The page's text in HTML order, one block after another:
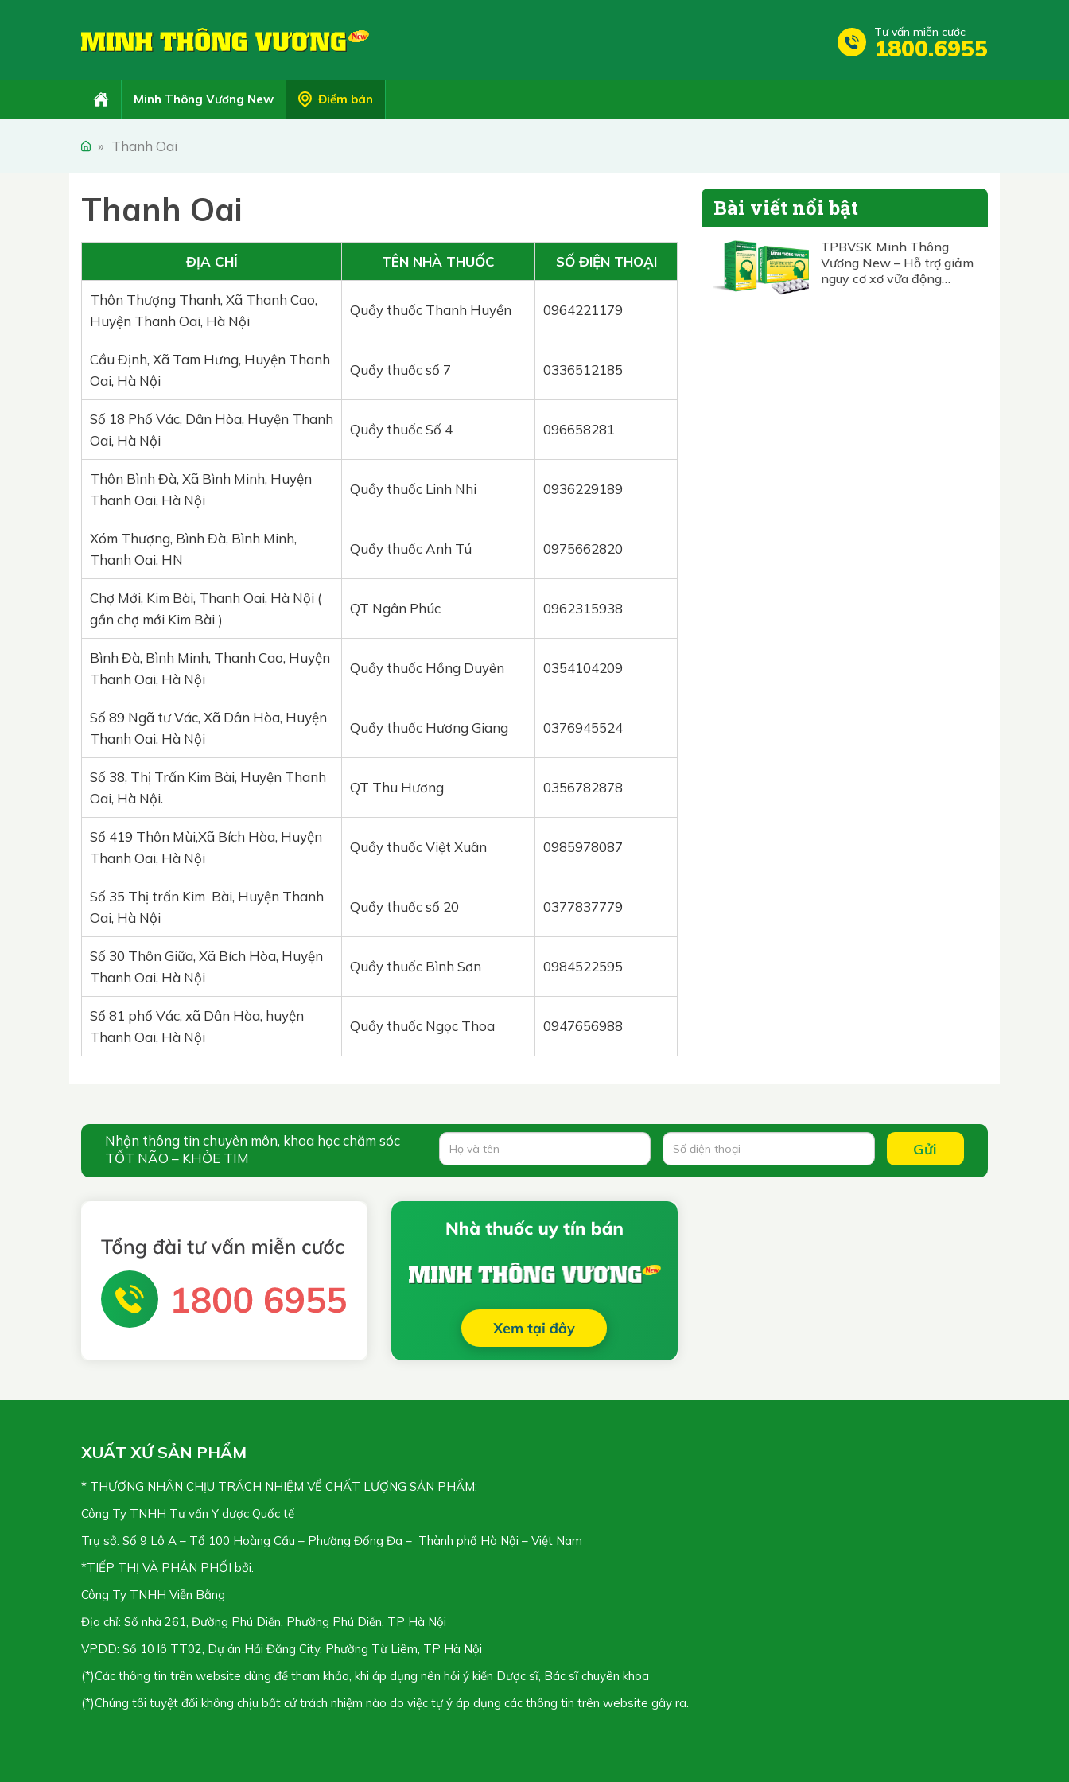
Tư vấn miễn cước
1800.6955
Minh Thông Vương New Điểm bán
» Thanh Oai
Thanh Oai
ĐỊA CHỈ TÊN NHÀ THUỐC SỐ ĐIỆN THOẠI
Thôn Thượng Thanh, Xã Thanh Cao,
Huyện Thanh Oai, Hà Nội
Quầy thuốc Thanh Huyền 0964221179
Cầu Định, Xã Tam Hưng, Huyện Thanh
Oai, Hà Nội
Quầy thuốc số 7 0336512185
Số 18 Phố Vác, Dân Hòa, Huyện Thanh
Oai, Hà Nội
Quầy thuốc Số 4 096658281
Thôn Bình Đà, Xã Bình Minh, Huyện
Thanh Oai, Hà Nội
Quầy thuốc Linh Nhi 0936229189
Xóm Thượng, Bình Đà, Bình Minh,
Thanh Oai, HN
Quầy thuốc Anh Tú 0975662820
Chợ Mới, Kim Bài, Thanh Oai, Hà Nội (
gần chợ mới Kim Bài )
QT Ngân Phúc 0962315938
Bình Đà, Bình Minh, Thanh Cao, Huyện
Thanh Oai, Hà Nội
Quầy thuốc Hồng Duyên 0354104209
Số 89 Ngã tư Vác, Xã Dân Hòa, Huyện
Thanh Oai, Hà Nội
Quầy thuốc Hương Giang 0376945524
Số 38, Thị Trấn Kim Bài, Huyện Thanh
Oai, Hà Nội.
QT Thu Hương 0356782878
Số 419 Thôn Mùi,Xã Bích Hòa, Huyện
Thanh Oai, Hà Nội
Quầy thuốc Việt Xuân 0985978087
Số 35 Thị trấn Kim Bài, Huyện Thanh
Oai, Hà Nội
Quầy thuốc số 20 0377837779
Số 30 Thôn Giữa, Xã Bích Hòa, Huyện
Thanh Oai, Hà Nội
Quầy thuốc Bình Sơn 0984522595
Số 81 phố Vác, xã Dân Hòa, huyện
Thanh Oai, Hà Nội
Quầy thuốc Ngọc Thoa 0947656988
Bài viết nổi bật
TPBVSK Minh Thông
Vương New – Hỗ trợ giảm
nguy cơ xơ vữa động
Nhận thông tin chuyên môn, khoa học chăm sóc
TỐT NÃO – KHỎE TIM
XUẤT XỨ SẢN PHẨM
* THƯƠNG NHÂN CHỊU TRÁCH NHIỆM VỀ CHẤT LƯỢNG SẢN PHẨM:
Công Ty TNHH Tư vấn Y dược Quốc tế
Trụ sở: Số 9 Lô A – Tổ 100 Hoàng Cầu – Phường Đống Đa – Thành phố Hà Nội – Việt Nam
*TIẾP THỊ VÀ PHÂN PHỐI bởi:
Công Ty TNHH Viễn Bằng
Địa chỉ: Số nhà 261, Đường Phú Diễn, Phường Phú Diễn, TP Hà Nội
VPDD: Số 10 lô TT02, Dự án Hải Đăng City, Phường Từ Liêm, TP Hà Nội
(*)Các thông tin trên website dùng để tham khảo, khi áp dụng nên hỏi ý kiến Dược sĩ, Bác sĩ chuyên khoa
(*)Chúng tôi tuyệt đối không chịu bất cứ trách nhiệm nào do việc tự ý áp dụng các thông tin trên website gây ra.